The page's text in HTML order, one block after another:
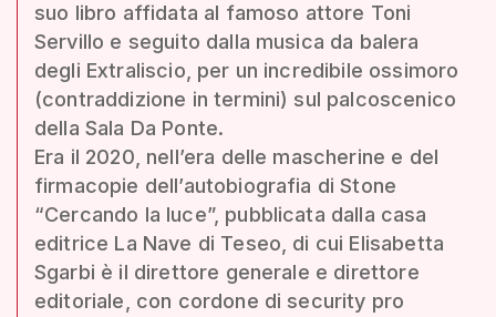
suo libro affidata al famoso attore Toni
Servillo e seguito dalla musica da balera
degli Extraliscio, per un incredibile ossimoro
(contraddizione in termini) sul palcoscenico
della Sala Da Ponte.
Era il 2020, nell’era delle mascherine e del
firmacopie dell’autobiografia di Stone
“Cercando la luce”, pubblicata dalla casa
editrice La Nave di Teseo, di cui Elisabetta
Sgarbi è il direttore generale e direttore
editoriale, con cordone di security pro